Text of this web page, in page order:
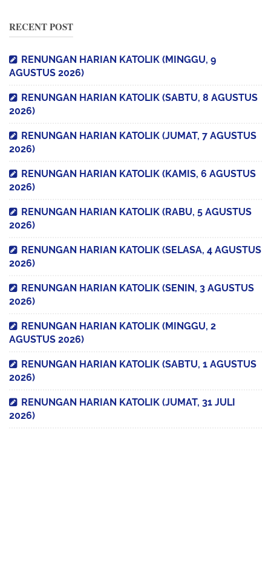
RECENT POST
RENUNGAN HARIAN KATOLIK (MINGGU, 9
AGUSTUS 2026)
RENUNGAN HARIAN KATOLIK (SABTU, 8 AGUSTUS
2026)
RENUNGAN HARIAN KATOLIK (JUMAT, 7 AGUSTUS
2026)
RENUNGAN HARIAN KATOLIK (KAMIS, 6 AGUSTUS
2026)
RENUNGAN HARIAN KATOLIK (RABU, 5 AGUSTUS
2026)
RENUNGAN HARIAN KATOLIK (SELASA, 4 AGUSTUS
2026)
RENUNGAN HARIAN KATOLIK (SENIN, 3 AGUSTUS
2026)
RENUNGAN HARIAN KATOLIK (MINGGU, 2
AGUSTUS 2026)
RENUNGAN HARIAN KATOLIK (SABTU, 1 AGUSTUS
2026)
RENUNGAN HARIAN KATOLIK (JUMAT, 31 JULI
2026)